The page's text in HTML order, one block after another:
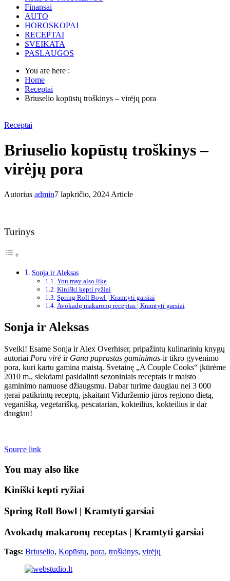
Finansai
AUTO
HOROSKOPAI
RECEPTAI
SVEIKATA
PASLAUGOS
You are here :
Home
Receptai
Briuselio kopūstų troškinys – virėjų pora
Receptai
Briuselio kopūstų troškinys –
virėjų pora
Autorius admin7 lapkričio, 2024 Article
Turinys
Sonja ir Aleksas
You may also like
Kiniški kepti ryžiai
Spring Roll Bowl | Kramtyti garsiai
Avokadų makaronų receptas | Kramtyti garsiai
Sonja ir Aleksas
Sveiki! Esame Sonja ir Alex Overhiser, pripažintų kulinarinių knygų
autoriai Pora virė ir Gana paprastas gaminimas-ir tikro gyvenimo
pora, kuri kartu gamina maistą. Svetainę „A Couple Cooks“ įkūrėme
2010 m., siekdami pasidalinti sezoniniais receptais ir maisto
gaminimo namuose džiaugsmu. Dabar turime daugiau nei 3 000
gerai patikrintų receptų, įskaitant Viduržemio jūros regiono dietą,
veganišką, vegetarišką, pescatarian, kokteilius, kokteilius ir dar
daugiau!
Source link
You may also like
Kiniški kepti ryžiai
Spring Roll Bowl | Kramtyti garsiai
Avokadų makaronų receptas | Kramtyti garsiai
Tags: Briuselio, Kopūstų, pora, troškinys, virėjų